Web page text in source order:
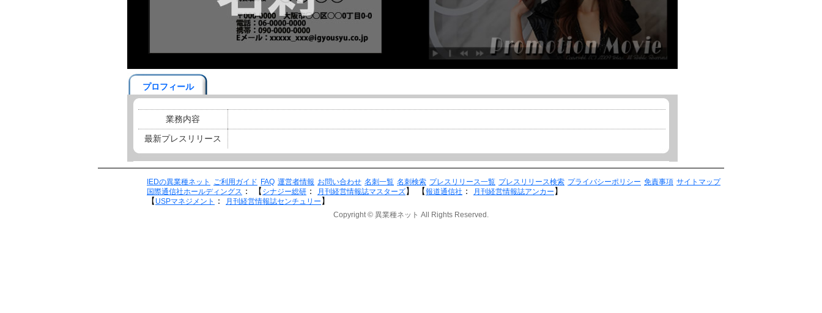
プロフィール
業務内容
最新プレスリリース
IEDの異業種ネット ご利用ガイド FAQ 運営者情報 お問い合わせ 名刺一覧 名刺検索 プレスリリース一覧 プレスリリース検索 プライバシーポリシー 免責事項 サイトマップ
国際通信社ホールディングス ： 【 シナジー総研 ： 月刊経営情報誌マスターズ】 【報道通信社 ： 月刊経営情報誌アンカー 】
【 USPマネジメント ： 月刊経営情報誌センチュリー 】
Copyright © 異業種ネット All Rights Reserved.